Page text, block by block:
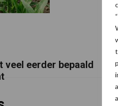
veel eerder bepaald